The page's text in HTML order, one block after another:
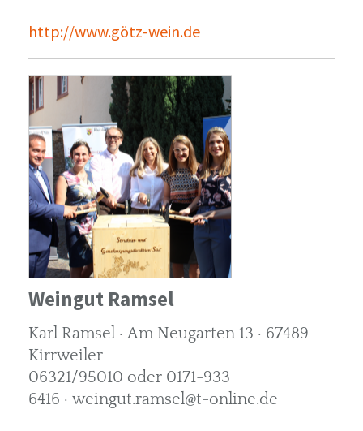
http://www.götz-wein.de
Weingut Ramsel
Karl Ramsel · Am Neugarten 13 · 67489
Kirrweiler
06321/95010 oder 0171-933
6416 · weingut.ramsel@t-online.de